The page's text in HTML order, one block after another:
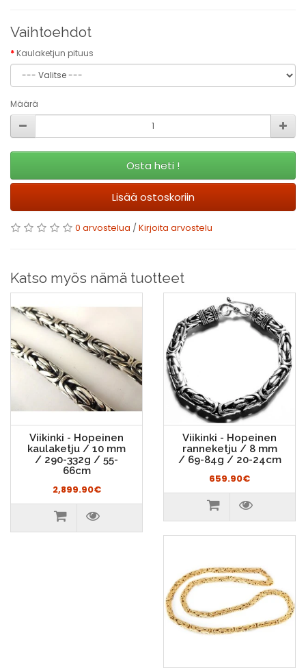
Vaihtoehdot
Kaulaketjun pituus
Määrä
Osta heti !
Lisää ostoskoriin
0 arvostelua /Kirjoita arvostelu
Katso myös nämä tuotteet
Viikinki - Hopeinen
kaulaketju / 10 mm
/ 290-332g / 55-
66cm
2,899.90€
Viikinki - Hopeinen
ranneketju / 8 mm
/ 69-84g / 20-24cm
659.90€